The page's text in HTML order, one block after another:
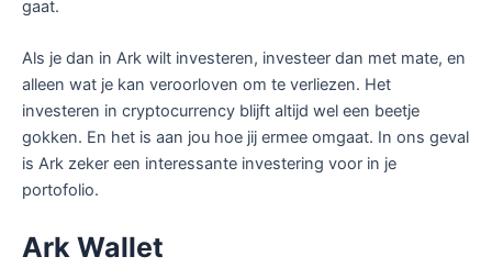
gaat.
Als je dan in Ark wilt investeren, investeer dan met mate, en
alleen wat je kan veroorloven om te verliezen. Het
investeren in cryptocurrency blijft altijd wel een beetje
gokken. En het is aan jou hoe jij ermee omgaat. In ons geval
is Ark zeker een interessante investering voor in je
portofolio.
Ark Wallet